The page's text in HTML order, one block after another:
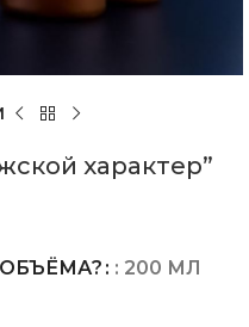
характер”
ОБЪЁМА?
: 200 МЛ